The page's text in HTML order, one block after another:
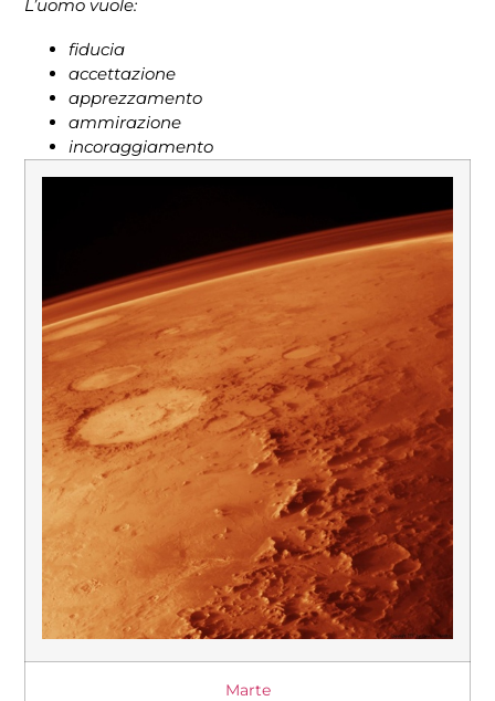
L’uomo vuole:
fiducia
accettazione
apprezzamento
ammirazione
incoraggiamento
Marte